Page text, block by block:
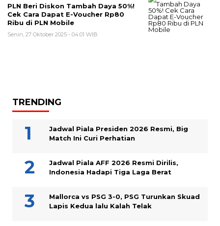
PLN Beri Diskon Tambah Daya 50%!
Cek Cara Dapat E-Voucher Rp80
Ribu di PLN Mobile
Senin, 27 Oktober 2025 - 04:01 WIB
TRENDING
Jadwal Piala Presiden 2026 Resmi, Big
Match Ini Curi Perhatian
Jadwal Piala AFF 2026 Resmi Dirilis,
Indonesia Hadapi Tiga Laga Berat
Mallorca vs PSG 3-0, PSG Turunkan Skuad
Lapis Kedua lalu Kalah Telak